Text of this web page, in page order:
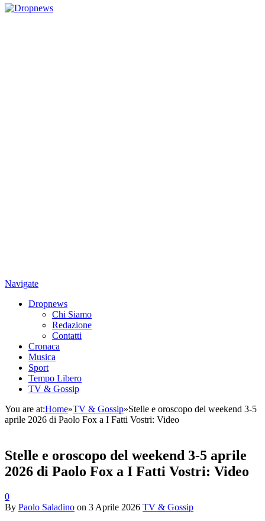
Navigate
Dropnews
Chi Siamo
Redazione
Contatti
Cronaca
Musica
Sport
Tempo Libero
TV & Gossip
You are at:Home»TV & Gossip»Stelle e oroscopo del weekend 3-5
aprile 2026 di Paolo Fox a I Fatti Vostri: Video
Stelle e oroscopo del weekend 3-5 aprile
2026 di Paolo Fox a I Fatti Vostri: Video
0
By Paolo Saladino on 3 Aprile 2026 TV & Gossip